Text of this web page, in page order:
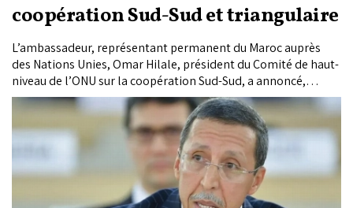
coopération Sud-Sud et triangulaire
L’ambassadeur, représentant permanent du Maroc auprès
des Nations Unies, Omar Hilale, président du Comité de haut-
niveau de l’ONU sur la coopération Sud-Sud, a annoncé,
vendredi à Santa Marta en Colombie, l’initiative marocaine de
créer à New York un Groupe des amis de la coopération Sud-
Sud et triangulaire.